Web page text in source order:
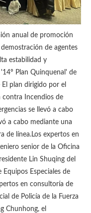
anual de promoción
de agentes
estabilidad y
Plan Quinquenal' de
plan dirigido por el
contra Incendios de
se llevó a cabo
a cabo mediante una
de línea.Los expertos en
senior de la Oficina
Lin Shuqing del
Especiales de
en consultoría de
de Policía de la Fuerza
Chunhong, el